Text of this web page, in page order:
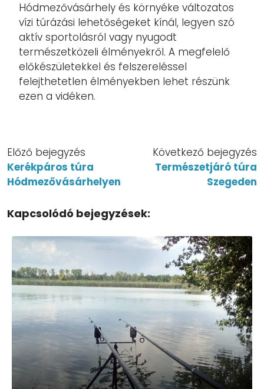
Hódmezővásárhely és környéke változatos
vízi túrázási lehetőségeket kínál, legyen szó
aktív sportolásról vagy nyugodt
természetközeli élményekről. A megfelelő
előkészületekkel és felszereléssel
felejthetetlen élményekben lehet részünk
ezen a vidéken.
Előző bejegyzés
Kerékpáros túra
Hódmezővásárhelyen
Következő bejegyzés
Természetjáró túra
Szegeden
Kapcsolódó bejegyzések: